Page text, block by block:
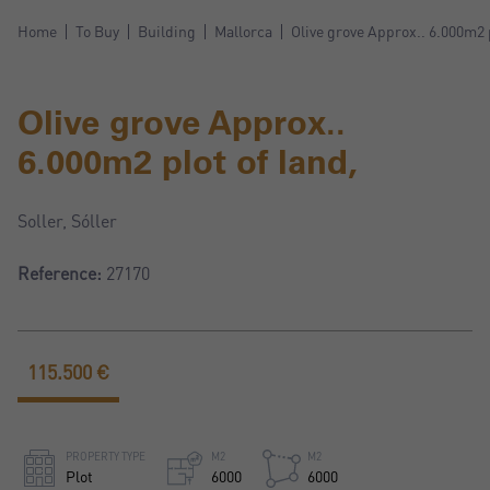
Home To Buy Building Mallorca Olive grove Approx..
Olive grove Approx..
6.000m2 plot of land,
Soller, Sóller
Reference: 27170
PROPERTY TYPE
Plot
M2
6000
M2
6000
115.500 €